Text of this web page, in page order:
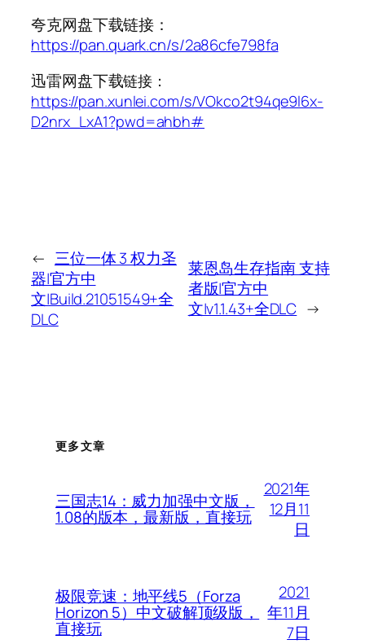
夸克网盘下载链接：
https://pan.quark.cn/s/2a86cfe798fa
迅雷网盘下载链接：
https://pan.xunlei.com/s/VOkco2t94qe9l6x-
D2nrx_LxA1?pwd=ahbh#
← 三位一体 3 权力圣
器|官方中
文|Build.21051549+全
DLC
莱恩岛生存指南 支持
者版|官方中
文|v1.1.43+全DLC →
更多文章
三国志14：威力加强中文版，
1.08的版本，最新版，直接玩
2021年
12月11
日
极限竞速：地平线5（Forza
Horizon 5）中文破解顶级版，
直接玩
2021
年11月
7日